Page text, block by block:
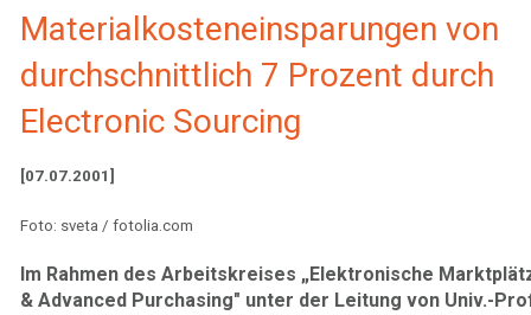
Materialkosteneinsparungen von
durchschnittlich 7 Prozent durch
Electronic Sourcing
[07.07.2001]
Foto: sveta / fotolia.com
Im Rahmen des Arbeitskreises „Elektronische
& Advanced Purchasing" unter der Leitung von Univ.-